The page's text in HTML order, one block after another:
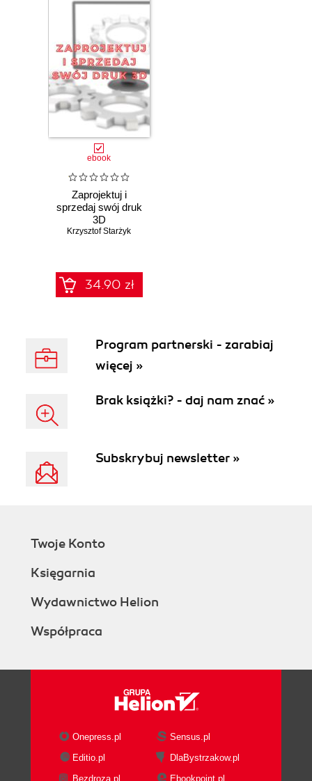
ebook
Zaprojektuj i
sprzedaj swój druk
3D
Krzysztof Starżyk
34.90 zł
Program partnerski - zarabiaj
więcej »
Brak książki? - daj nam znać »
Subskrybuj newsletter »
Twoje Konto
Księgarnia
Wydawnictwo Helion
Współpraca
Onepress.pl
Sensus.pl
Editio.pl
DlaBystrzakow.pl
Bezdroza.pl
Ebookpoint.pl